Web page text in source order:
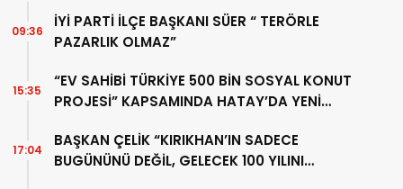
İYİ PARTİ İLÇE BAŞKANI SÜER “ TERÖRLE
PAZARLIK OLMAZ”
09:36
“EV SAHİBİ TÜRKİYE 500 BİN SOSYAL KONUT
PROJESİ” KAPSAMINDA HATAY’DA YENİ
15:35
BAŞKAN ÇELİK “KIRIKHAN’IN SADECE
BUGÜNÜNÜ DEĞİL, GELECEK 100 YILINI
17:04